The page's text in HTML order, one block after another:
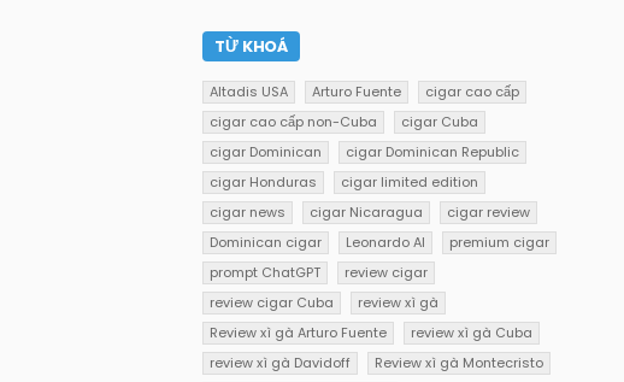
TỪ KHOÁ
Altadis USA Arturo Fuente
cigar cao cấp
cigar cao cấp non-Cuba
cigar Cuba
cigar Dominican
cigar Dominican Republic
cigar Honduras
cigar limited edition
cigar news
cigar Nicaragua
cigar review
Dominican cigar
Leonardo AI
premium cigar
prompt ChatGPT
review cigar
review cigar Cuba
review xì gà
Review xì gà Arturo Fuente
review xì gà Cuba
review xì gà Davidoff
Review xì gà Montecristo